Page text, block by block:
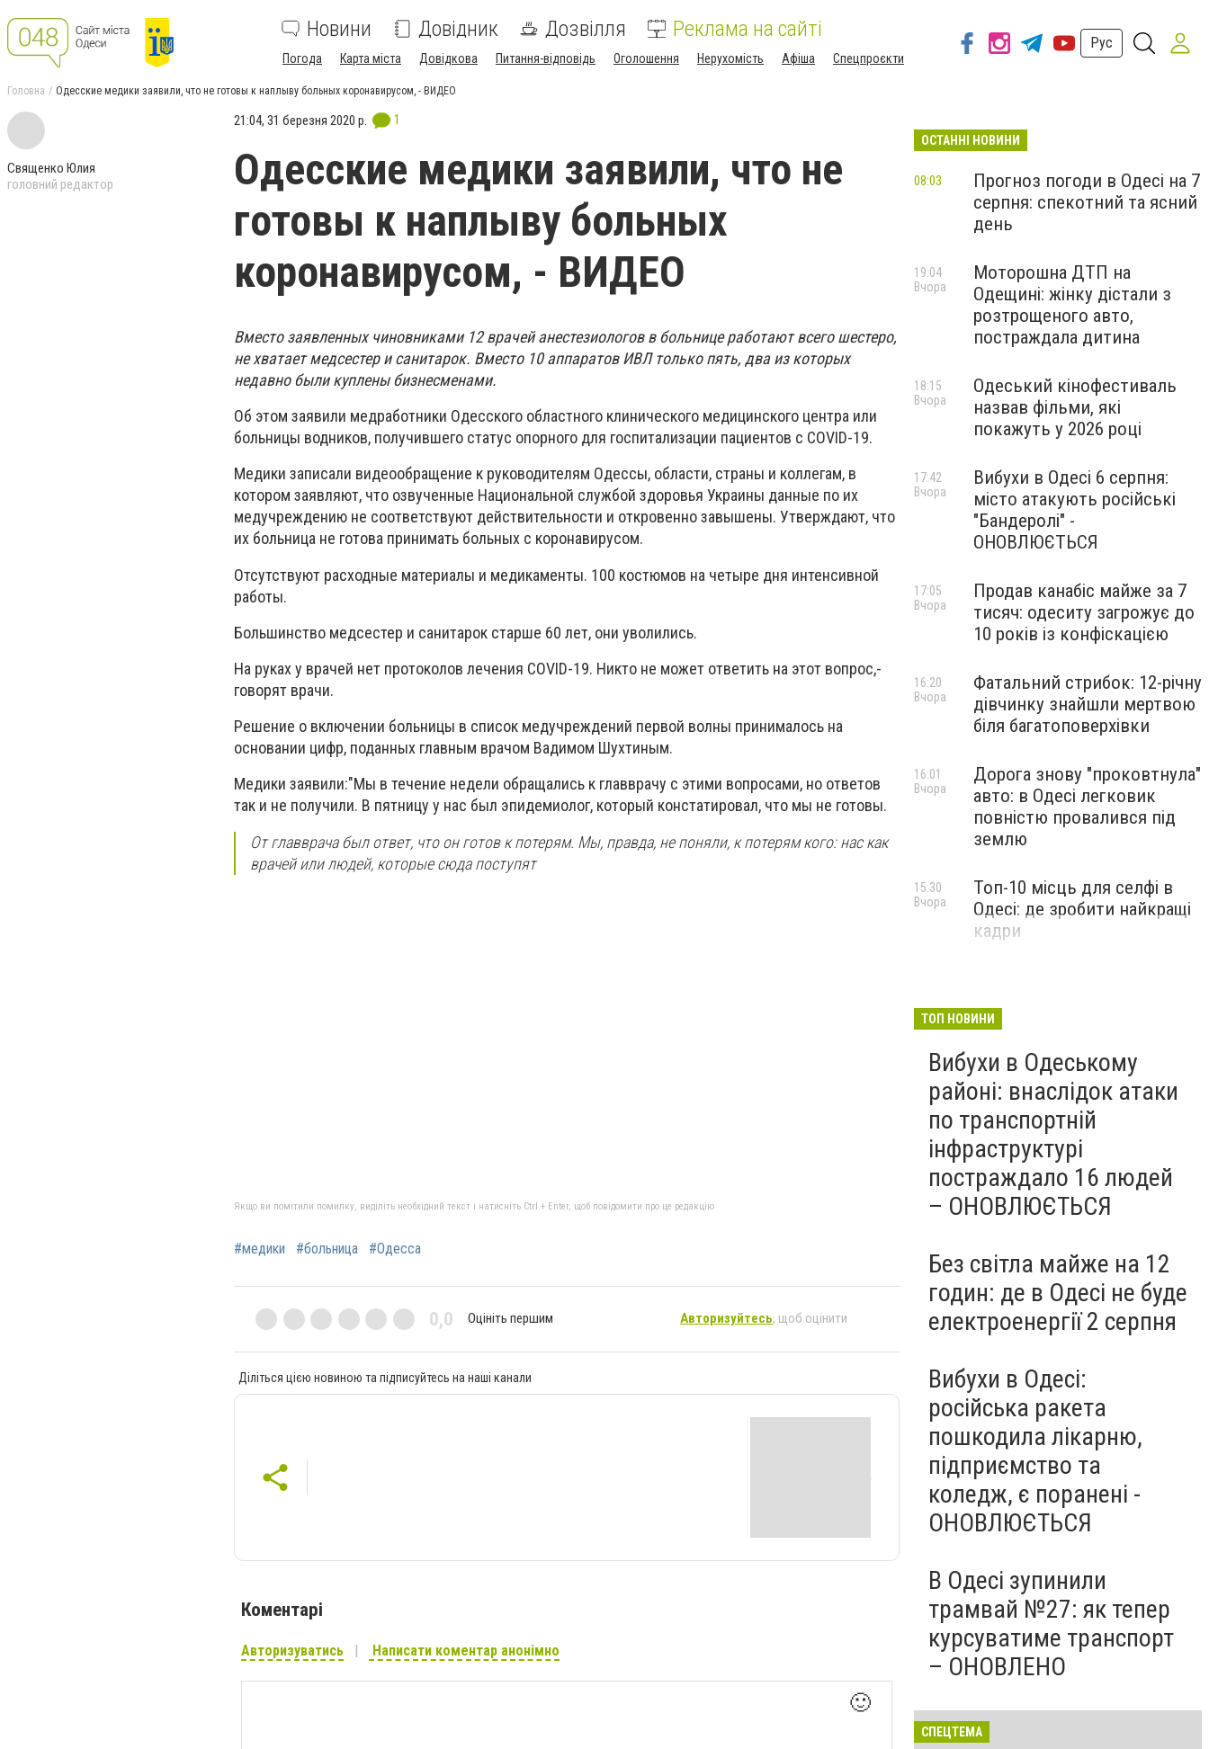
Новини Довідник Дозвілля Реклама на сайті
Погода Карта міста Довідкова Питання-відповідь Оголошення Нерухомість Афіша Спецпроєкти
Рус
Головна Одесские медики заявили, что не готовы к наплыву больных коронавирусом, - ВИДЕО
Священко Юлия
головний редактор
21:04, 31 березня 2020 р. 1
Одесские медики заявили, что не
готовы к наплыву больных
коронавирусом, - ВИДЕО
Вместо заявленных чиновниками 12 врачей анестезиологов в больнице работают всего шестеро,
не хватает медсестер и санитарок. Вместо 10 аппаратов ИВЛ только пять, два из которых
недавно были куплены бизнесменами.
Об этом заявили медработники Одесского областного клинического медицинского центра или
больницы водников, получившего статус опорного для госпитализации пациентов с COVID-19.
Медики записали видеообращение к руководителям Одессы, области, страны и коллегам, в
котором заявляют, что озвученные Национальной службой здоровья Украины данные по их
медучреждению не соответствуют действительности и откровенно завышены. Утверждают, что
их больница не готова принимать больных с коронавирусом.
Отсутствуют расходные материалы и медикаменты. 100 костюмов на четыре дня интенсивной
работы.
Большинство медсестер и санитарок старше 60 лет, они уволились.
На руках у врачей нет протоколов лечения COVID-19. Никто не может ответить на этот вопрос,-
говорят врачи.
Решение о включении больницы в список медучреждений первой волны принималось на
основании цифр, поданных главным врачом Вадимом Шухтиным.
Медики заявили:"Мы в течение недели обращались к главврачу с этими вопросами, но ответов
так и не получили. В пятницу у нас был эпидемиолог, который констатировал, что мы не готовы.
От главврача был ответ, что он готов к потерям. Мы, правда, не поняли, к потерям кого: нас как
врачей или людей, которые сюда поступят
Якщо ви помітили помилку, виділіть необхідний текст і натисніть Ctrl + Enter, щоб повідомити про це редакцію
#медики #больница #Одесса
0,0 Оцініть першим Авторизуйтесь, щоб оцінити
Діліться цією новиною та підписуйтесь на наші канали
Коментарі
Авторизуватись Написати коментар анонімно
🙂
ОСТАННІ НОВИНИ
Прогноз погоди в Одесі на 7
серпня: спекотний та ясний
день
08:03
Моторошна ДТП на
Одещині: жінку дістали з
розтрощеного авто,
постраждала дитина
19:04
Вчора
Одеський кінофестиваль
назвав фільми, які
покажуть у 2026 році
18:15
Вчора
Вибухи в Одесі 6 серпня:
місто атакують російські
"Бандеролі" -
ОНОВЛЮЄТЬСЯ
17:42
Вчора
Продав канабіс майже за 7
тисяч: одеситу загрожує до
10 років із конфіскацією
17:05
Вчора
Фатальний стрибок: 12-річну
дівчинку знайшли мертвою
біля багатоповерхівки
16:20
Вчора
Дорога знову "проковтнула"
авто: в Одесі легковик
повністю провалився під
землю
16:01
Вчора
Топ-10 місць для селфі в
Одесі: де зробити найкращі
кадри
15:30
Вчора
ТОП НОВИНИ
Вибухи в Одеському
районі: внаслідок атаки
по транспортній
інфраструктурі
постраждало 16 людей
– ОНОВЛЮЄТЬСЯ
Без світла майже на 12
годин: де в Одесі не буде
електроенергії 2 серпня
Вибухи в Одесі:
російська ракета
пошкодила лікарню,
підприємство та
коледж, є поранені -
ОНОВЛЮЄТЬСЯ
В Одесі зупинили
трамвай №27: як тепер
курсуватиме транспорт
– ОНОВЛЕНО
СПЕЦТЕМА